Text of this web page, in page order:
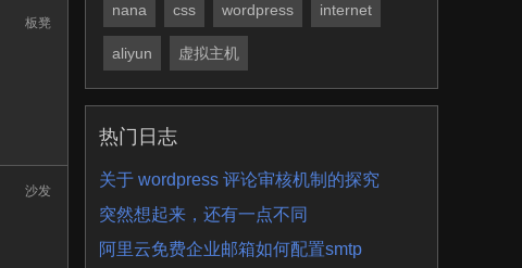
板凳
沙发
nana css wordpress internet
aliyun 虚拟主机
热门日志
关于 wordpress 评论审核机制的探究
突然想起来，还有一点不同
阿里云免费企业邮箱如何配置smtp